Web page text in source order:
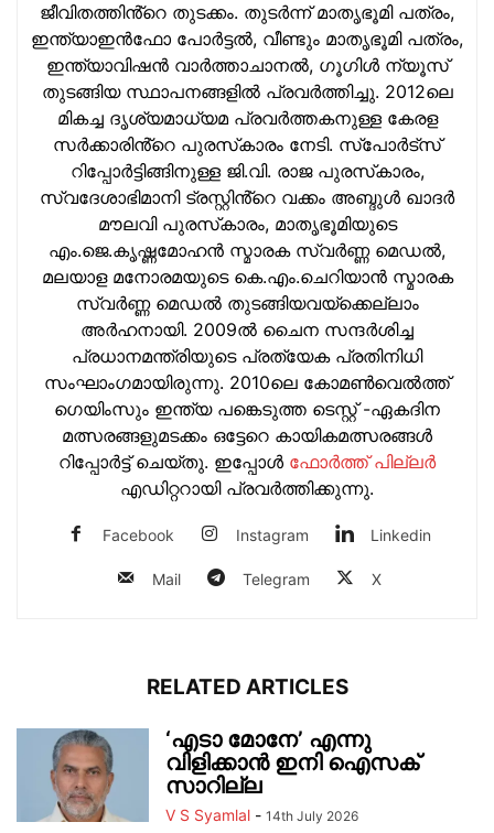
ജീവിതത്തിൻ്റെ തുടക്കം. തുടര്‍ന്ന് മാതൃഭൂമി പത്രം,
ഇന്ത്യാഇന്‍ഫോ പോർട്ടൽ, വീണ്ടും മാതൃഭൂമി പത്രം,
ഇന്ത്യാവിഷന്‍ വാർത്താചാനൽ, ഗൂഗിൾ ന്യൂസ്
തുടങ്ങിയ സ്ഥാപനങ്ങളില്‍ പ്രവര്‍ത്തിച്ചു. 2012ലെ
മികച്ച ദൃശ്യമാധ്യമ പ്രവര്‍ത്തകനുള്ള കേരള
സർക്കാരിൻ്റെ പുരസ്‌കാരം നേടി. സ്പോർട്സ്
റിപ്പോർട്ടിങ്ങിനുള്ള ജി.വി. രാജ പുരസ്‌കാരം,
സ്വദേശാഭിമാനി ട്രസ്റ്റിൻ്റെ വക്കം അബ്ദുള്‍ ഖാദര്‍
മൗലവി പുരസ്‌കാരം, മാതൃഭൂമിയുടെ
എം.ജെ.കൃഷ്ണമോഹന്‍ സ്മാരക സ്വര്‍ണ്ണ മെഡല്‍,
മലയാള മനോരമയുടെ കെ.എം.ചെറിയാന്‍ സ്മാരക
സ്വര്‍ണ്ണ മെഡല്‍ തുടങ്ങിയവയ്‌ക്കെല്ലാം
അര്‍ഹനായി. 2009ല്‍ ചൈന സന്ദര്‍ശിച്ച
പ്രധാനമന്ത്രിയുടെ പ്രത്യേക പ്രതിനിധി
സംഘാംഗമായിരുന്നു. 2010ലെ കോമണ്‍വെല്‍ത്ത്
ഗെയിംസും ഇന്ത്യ പങ്കെടുത്ത ടെസ്റ്റ് -ഏകദിന
മത്സരങ്ങളുമടക്കം ഒട്ടേറെ കായികമത്സരങ്ങള്‍
റിപ്പോര്‍ട്ട് ചെയ്തു. ഇപ്പോള്‍ ഫോ‍ർത്ത് പില്ല‍ർ
എഡിറ്ററായി പ്രവ‍ർത്തിക്കുന്നു.
Facebook Instagram Linkedin
Mail Telegram X
RELATED ARTICLES
‘എടാ മോനേ’ എന്നു
വിളിക്കാൻ ഇനി ഐസക്
സാറില്ല
V S Syamlal - 14th July 2026